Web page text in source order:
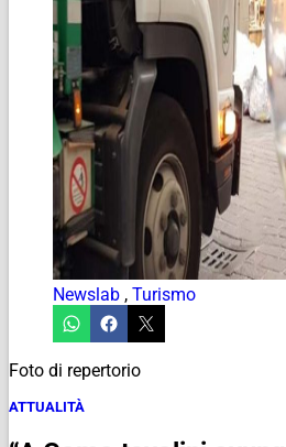
Newslab , Turismo
Foto di repertorio
ATTUALITÀ